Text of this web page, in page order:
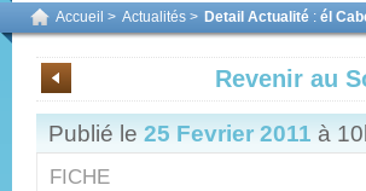
Accueil > Actualités > Detail Actualité : él
Revenir au
Publié le 25 Fevrier 2011 à
FICHE